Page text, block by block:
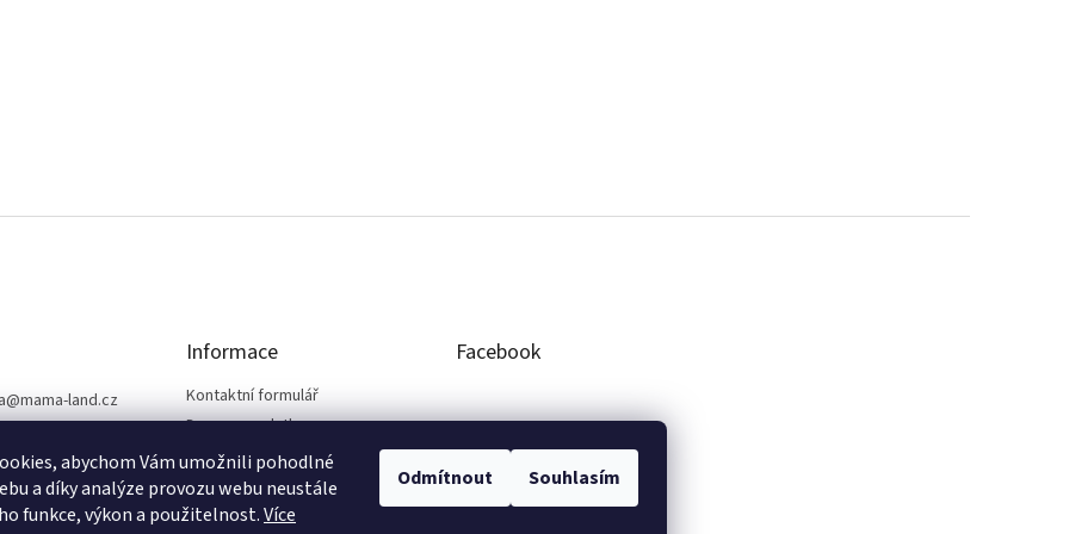
abychom Vám umožnili pohodlné
a díky analýze provozu webu neustále
funkce, výkon a použitelnost.Více
Odmítnout Souhlasím
@mama-land.cz
Informace
Kontaktní formulář
Doprava a platba
Obchodní podmínky
Ochrana osobních údajů
Reklamace a vrácení zboží
Facebook